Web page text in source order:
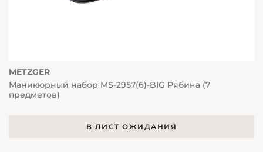
METZGER
Маникюрный набор MS-2957(6)-BIG Рябина (7
предметов)
В ЛИСТ ОЖИДАНИЯ